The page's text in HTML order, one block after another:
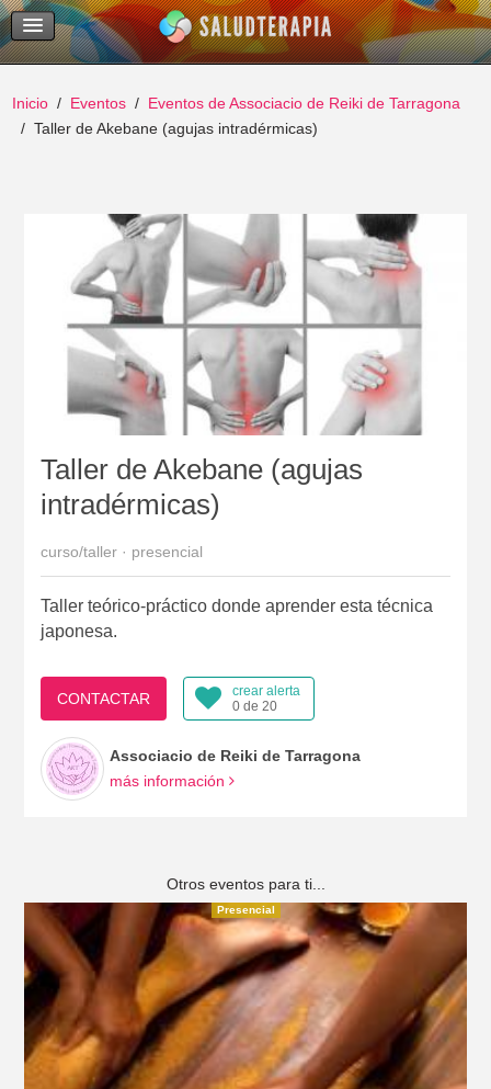
Temas Recientes
Buscar
Inicio Eventos
Eventos de Associacio de Reiki de Tarragona
Taller de Akebane (agujas intradérmicas)
Taller de Akebane (agujas
intradérmicas)
curso/taller · presencial
Taller teórico-práctico donde aprender esta técnica
japonesa.
CONTACTAR
crear alerta
0 de 20
Associacio de Reiki de Tarragona
más información
Otros eventos para ti...
Presencial